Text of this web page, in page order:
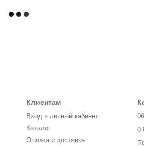
Клиентам
Вход в личный кабинет
Каталог
Оплата и доставка
0